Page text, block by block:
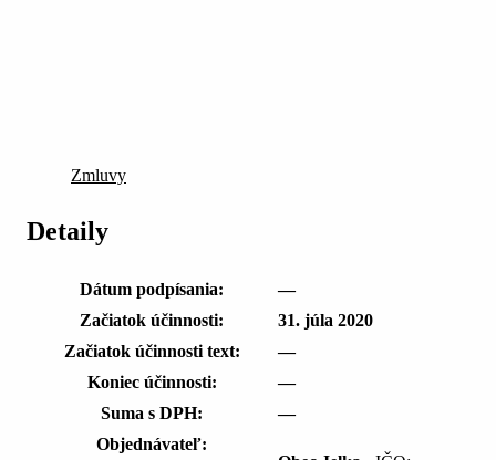
Zmluvy
Detaily
Dátum podpísania:
—
Začiatok účinnosti:
31. júla 2020
Začiatok účinnosti text:
—
Koniec účinnosti:
—
Suma s DPH:
—
Objednávateľ: